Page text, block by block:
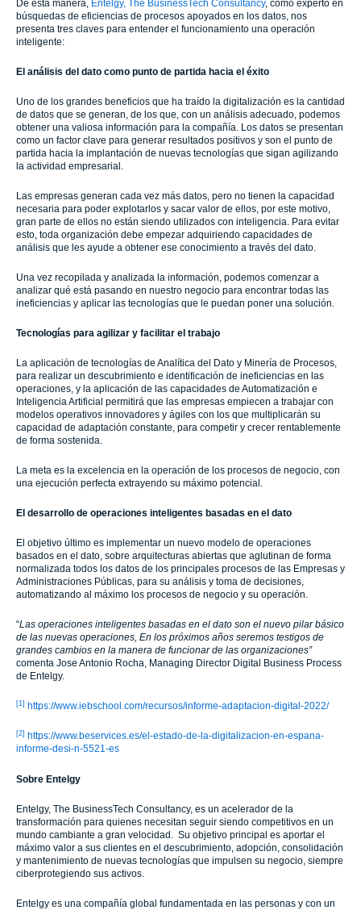
De esta manera, Entelgy, The BusinessTech Consultancy, como experto en
búsquedas de eficiencias de procesos apoyados en los datos, nos
presenta tres claves para entender el funcionamiento una operación
inteligente:
El análisis del dato como punto de partida hacia el éxito
Uno de los grandes beneficios que ha traído la digitalización es la cantidad
de datos que se generan, de los que, con un análisis adecuado, podemos
obtener una valiosa información para la compañía. Los datos se presentan
como un factor clave para generar resultados positivos y son el punto de
partida hacia la implantación de nuevas tecnologías que sigan agilizando
la actividad empresarial.
Las empresas generan cada vez más datos, pero no tienen la capacidad
necesaria para poder explotarlos y sacar valor de ellos, por este motivo,
gran parte de ellos no están siendo utilizados con inteligencia. Para evitar
esto, toda organización debe empezar adquiriendo capacidades de
análisis que les ayude a obtener ese conocimiento a través del dato.
Una vez recopilada y analizada la información, podemos comenzar a
analizar qué está pasando en nuestro negocio para encontrar todas las
ineficiencias y aplicar las tecnologías que le puedan poner una solución.
Tecnologías para agilizar y facilitar el trabajo
La aplicación de tecnologías de Analítica del Dato y Minería de Procesos,
para realizar un descubrimiento e identificación de ineficiencias en las
operaciones, y la aplicación de las capacidades de Automatización e
Inteligencia Artificial permitirá que las empresas empiecen a trabajar con
modelos operativos innovadores y ágiles con los que multiplicarán su
capacidad de adaptación constante, para competir y crecer rentablemente
de forma sostenida.
La meta es la excelencia en la operación de los procesos de negocio, con
una ejecución perfecta extrayendo su máximo potencial.
El desarrollo de operaciones inteligentes basadas en el dato
El objetivo último es implementar un nuevo modelo de operaciones
basados en el dato, sobre arquitecturas abiertas que aglutinan de forma
normalizada todos los datos de los principales procesos de las Empresas y
Administraciones Públicas, para su análisis y toma de decisiones,
automatizando al máximo los procesos de negocio y su operación.
“Las operaciones inteligentes basadas en el dato son el nuevo pilar básico
de las nuevas operaciones, En los próximos años seremos testigos de
grandes cambios en la manera de funcionar de las organizaciones”
comenta Jose Antonio Rocha, Managing Director Digital Business Process
de Entelgy.
[1] https://www.iebschool.com/recursos/informe-adaptacion-digital-2022/
[2] https://www.beservices.es/el-estado-de-la-digitalizacion-en-espana-
informe-desi-n-5521-es
Sobre Entelgy
Entelgy, The BusinessTech Consultancy, es un acelerador de la
transformación para quienes necesitan seguir siendo competitivos en un
mundo cambiante a gran velocidad. Su objetivo principal es aportar el
máximo valor a sus clientes en el descubrimiento, adopción, consolidación
y mantenimiento de nuevas tecnologías que impulsen su negocio, siempre
ciberprotegiendo sus activos.
Entelgy es una compañía global fundamentada en las personas y con un